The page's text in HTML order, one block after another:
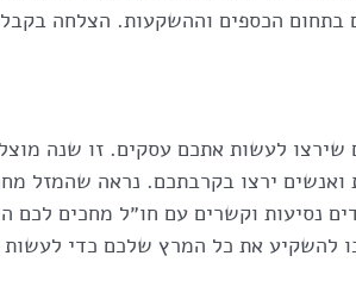
הכספים וההשקעות. הצלחה
לעשות אתכם עסקים. זו שנה
ואנשים ירצו בקרבתכם. נראה שהמזל
נסיעות וקשרים עם חו״ל מחכים
להשקיע את כל המרץ שלכם כדי לעשות